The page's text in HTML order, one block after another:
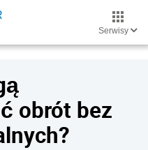
Serwisy
obrót bez